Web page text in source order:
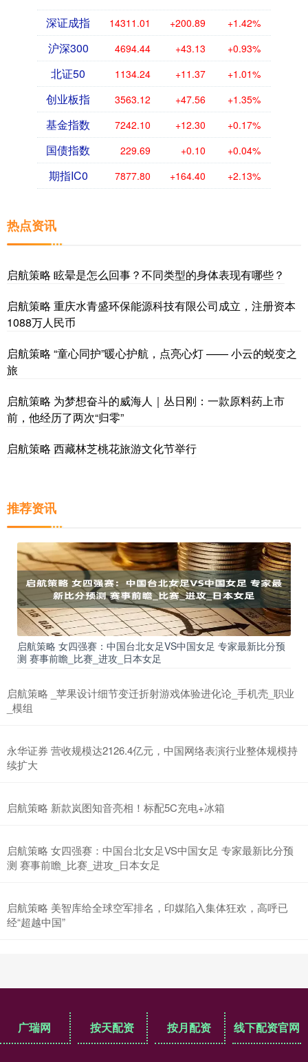
深证成指 14311.01 +200.89 +1.42%
沪深300 4694.44 +43.13 +0.93%
北证50 1134.24 +11.37 +1.01%
创业板指 3563.12 +47.56 +1.35%
基金指数 7242.10 +12.30 +0.17%
国债指数 229.69 +0.10 +0.04%
期指IC0 7877.80 +164.40 +2.13%
热点资讯
启航策略 眩晕是怎么回事？不同类型的身体表现有哪些？
启航策略 重庆水青盛环保能源科技有限公司成立，注册资本
1088万人民币
启航策略 “童心同护”暖心护航，点亮心灯 —— 小云的蜕变之
旅
启航策略 为梦想奋斗的威海人｜丛日刚：一款原料药上市
前，他经历了两次“归零”
启航策略 西藏林芝桃花旅游文化节举行
推荐资讯
启航策略 女四强赛：中国台北女足VS中国女足 专家最新比分预
测 赛事前瞻_比赛_进攻_日本女足
启航策略 _苹果设计细节变迁折射游戏体验进化论_手机壳_职业
_模组
永华证券 营收规模达2126.4亿元，中国网络表演行业整体规模持
续扩大
启航策略 新款岚图知音亮相！标配5C充电+冰箱
启航策略 女四强赛：中国台北女足VS中国女足 专家最新比分预
测 赛事前瞻_比赛_进攻_日本女足
启航策略 美智库给全球空军排名，印媒陷入集体狂欢，高呼已
经“超越中国”
广瑞网 按天配资 按月配资 线下配资官网